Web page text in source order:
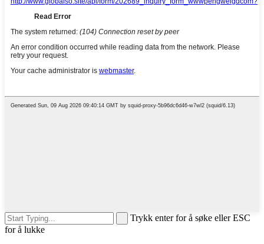
Trykk enter for å søke eller ESC
for å lukke